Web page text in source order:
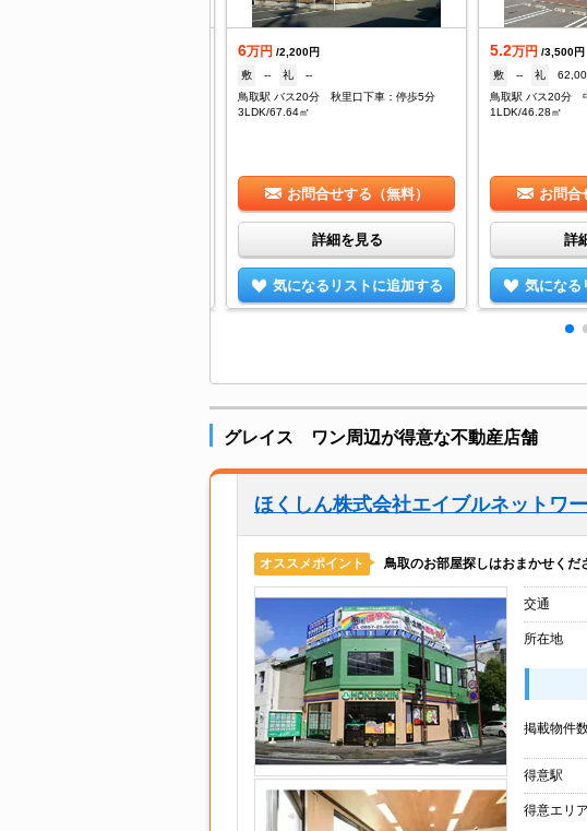
6万円 /2,200円
敷
-- 礼
--
鳥取駅 バス20分 秋里口下車：停歩5分
3LDK/67.64㎡
お問合せする（無料）
詳細を見る
気になるリストに追加する
5.2万円 /3,500円
敷
-- 礼
1LDK/46.28㎡
お問合
詳
気になる
グレイス ワン周辺が得意な不動産店舗
ほくしん株式会社エイブルネットワ
オススメポイント 鳥取のお部屋探しはおまかせくだ
交通
所在地
掲載物件
得意駅
得意エリア